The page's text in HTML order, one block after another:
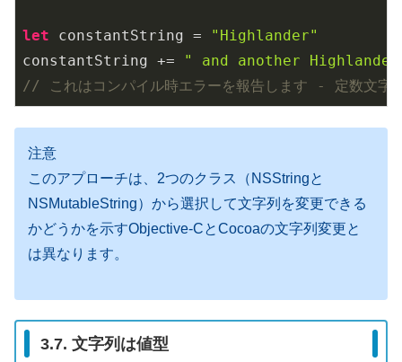
let constantString =
"Highlander"
constantString +=
" and another
// これはコンパイル時エラーを報告します - 定数文字
注意
このアプローチは、2つのクラス（NSStringと
NSMutableString）から選択して文字列を変更できる
かどうかを示すObjective-CとCocoaの文字列変更と
は異なります。
3.7. 文字列は値型